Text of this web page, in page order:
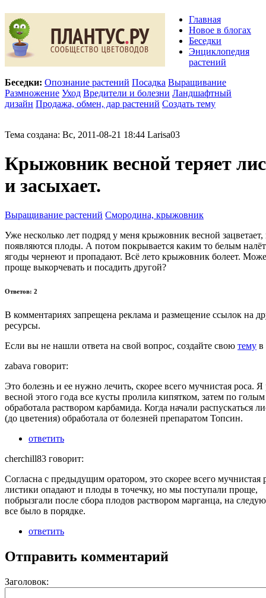
Главная
Новое в блогах
Беседки
Энциклопедия
растений
Беседки: Опознание растений Посадка Выращивание
Размножение Уход Вредители и болезни Ландшафтный
дизайн Продажа, обмен, дар растений Создать тему
Тема создана: Вс, 2011-08-21 18:44 Larisa03
Крыжовник весной теряет
и засыхает.
Выращивание растений Смородина, крыжовник
Уже несколько лет подряд у меня крыжовник весной
появляются плоды. А потом покрывается каким то белым
ягоды чернеют и пропадают. Всё лето крыжовник болеет.
проще выкорчевать и посадить другой?
Ответов: 2
В комментариях запрещена реклама и размещение ссылок на
ресурсы.
Если вы не нашли ответа на свой вопрос, создайте свою тему в
zabava говорит:
Это болезнь и ее нужно лечить, скорее всего мучнистая роса.
весной этого года все кусты пролила кипятком, затем по
обработала раствором карбамида. Когда начали распускаться
(до цветения) обработала от болезней препаратом Топсин.
ответить
cherchill83 говорит:
Согласна с предыдущим оратором, это скорее всего мучнистая
листики опадают и плоды в точечку, но мы поступали проще,
побрызгали после сбора плодов раствором марганца, на
все было в порядке.
ответить
Отправить комментарий
Заголовок: